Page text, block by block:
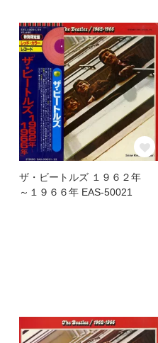
ザ・ビートルズ １９６２年
～１９６６年 EAS-50021